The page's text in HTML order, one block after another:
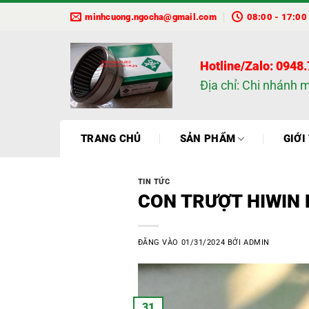
minhcuong.ngocha@gmail.com 08:00 - 17:00
Hotline/Zalo:
Địa chỉ: Chi nhánh
TRANG CHỦ SẢN PHẨM GIỚI
TIN TỨC
CON TRƯỢT
ĐĂNG VÀO 01/31/2024 BỞI ADMIN